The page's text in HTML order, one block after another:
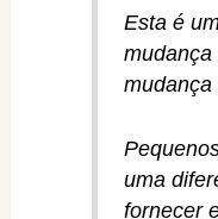
Esta é
mudança
mudança
uma
fornecer